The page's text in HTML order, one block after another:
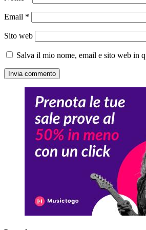
Email *
Sito web
Salva il mio nome, email e sito web in